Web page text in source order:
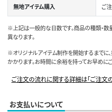
無地アイテム購入 ご
※上記は一般的な日数です。商品の種類・数
異なります。
※オリジナルアイテム制作を開始するまで
かかります。お時間に余裕を持ってお早めに
ご注文の流れに関する詳細は「ご注文の
お支払いについて